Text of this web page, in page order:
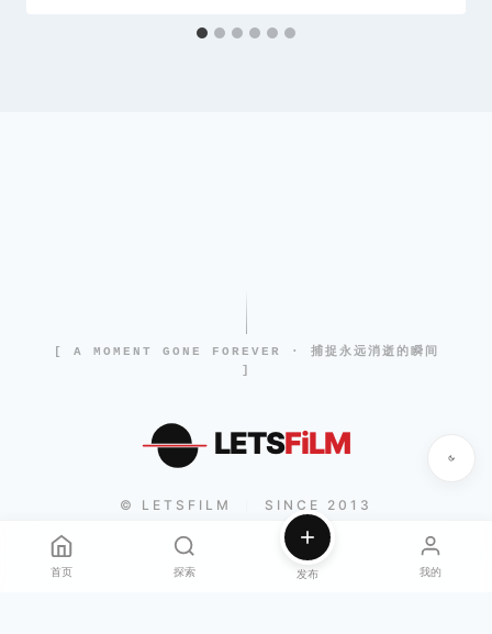
[ A MOMENT GONE FOREVER · 捕捉永远消逝的瞬间
]
LETSFiLM
© LETSFILM SINCE 2013
首页 探索 发布 我的